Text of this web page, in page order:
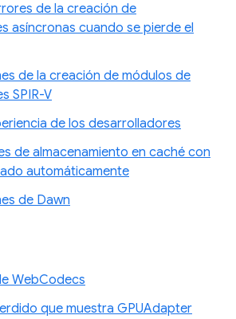
de la creación de
asíncronas cuando se pierde el
de la creación de módulos de
SPIR-V
de los desarrolladores
de almacenamiento en caché con
automáticamente
de Dawn
WebCodecs
que muestra GPUAdapter